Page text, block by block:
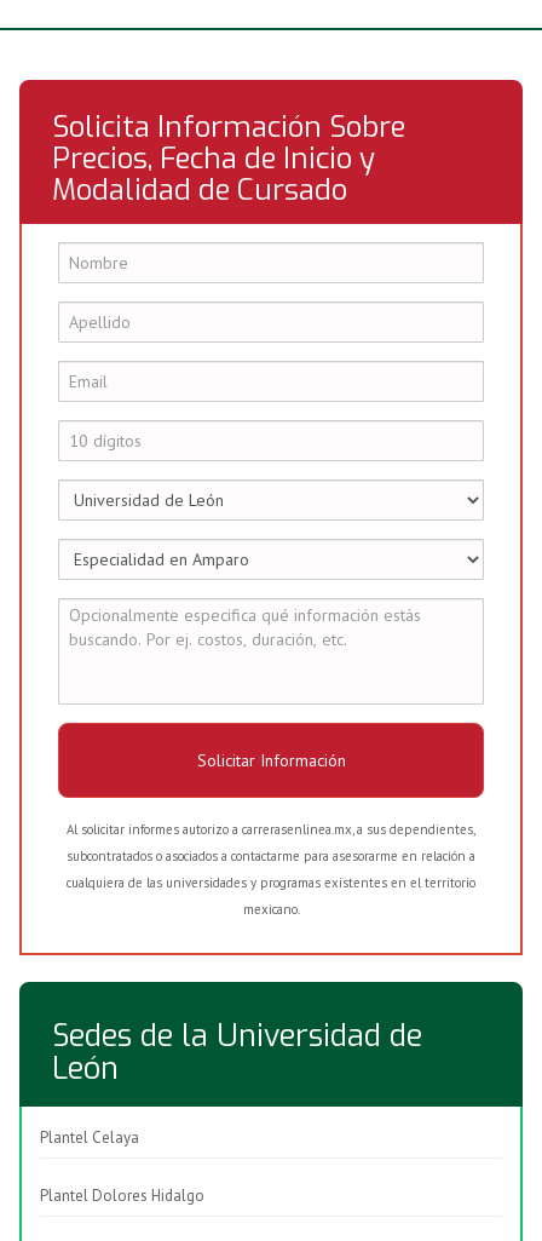
Solicita Información Sobre
Precios, Fecha de Inicio y
Modalidad de Cursado
Solicitar Información
Al solicitar informes autorizo a carrerasenlinea.mx, a sus dependientes,
subcontratados o asociados a contactarme para asesorarme en relación a
cualquiera de las universidades y programas existentes en el territorio
mexicano.
Sedes de la Universidad de
León
Plantel Celaya
Plantel Dolores Hidalgo